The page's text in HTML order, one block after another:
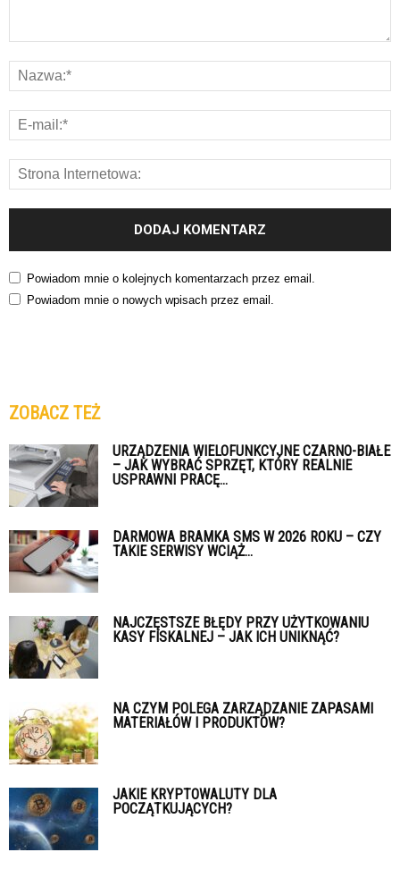
Powiadom mnie o kolejnych komentarzach przez email.
Powiadom mnie o nowych wpisach przez email.
ZOBACZ TEŻ
URZĄDZENIA WIELOFUNKCYJNE CZARNO-BIAŁE
– JAK WYBRAĆ SPRZĘT, KTÓRY REALNIE
USPRAWNI PRACĘ...
DARMOWA BRAMKA SMS W 2026 ROKU – CZY
TAKIE SERWISY WCIĄŻ...
NAJCZĘSTSZE BŁĘDY PRZY UŻYTKOWANIU
KASY FISKALNEJ – JAK ICH UNIKNĄĆ?
NA CZYM POLEGA ZARZĄDZANIE ZAPASAMI
MATERIAŁÓW I PRODUKTÓW?
JAKIE KRYPTOWALUTY DLA
POCZĄTKUJĄCYCH?